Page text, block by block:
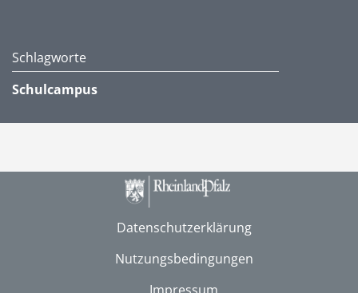
Schlagworte
Schulcampus
Datenschutzerklärung
Nutzungsbedingungen